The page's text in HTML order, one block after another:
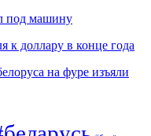
под машину
к доллару в конце года
на фуре изъяли